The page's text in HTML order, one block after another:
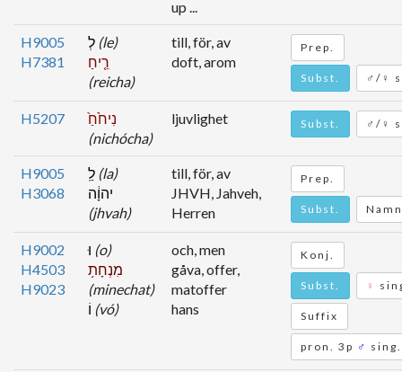
up ...
H9005
H7381
(le)
רֵ֤יחַ
(reicha)
till, för, av
doft, arom
Prep.
Subst. ♂/♀
H5207
נִיחֹ֙חַ֙
(nichócha)
ljuvlighet Subst. ♂/♀
H9005
H3068
(la)
יהוָ֔ה
(jhvah)
till, för, av
JHVH, Jahveh,
Herren
Prep.
Subst.
H9002
H4503
H9023
(o)
מִנְחָת֥
(minechat)
(vó)
och, men
gåva, offer,
matoffer
hans
Konj.
Subst. ♀
Suffix
pron. 3p ♂ sing.